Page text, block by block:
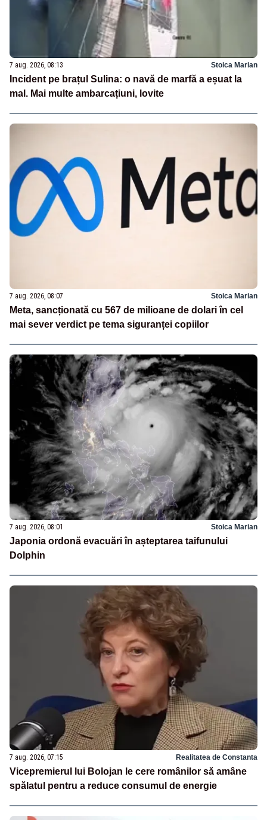
7 aug. 2026, 08:13 Stoica Marian
Incident pe brațul Sulina: o navă de marfă a eșuat la
mal. Mai multe ambarcațiuni, lovite
7 aug. 2026, 08:07 Stoica Marian
Meta, sancționată cu 567 de milioane de dolari în cel
mai sever verdict pe tema siguranței copiilor
7 aug. 2026, 08:01 Stoica Marian
Japonia ordonă evacuări în așteptarea taifunului
Dolphin
7 aug. 2026, 07:15 Realitatea de Constanta
Vicepremierul lui Bolojan le cere românilor să amâne
spălatul pentru a reduce consumul de energie